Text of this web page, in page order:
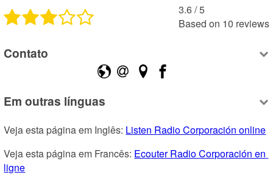
3.6 /5
Based on 10 reviews
Contato
Em outras línguas
Veja esta página em Inglês: Listen Radio Corporación online
Veja esta página em Francês: Ecouter Radio Corporación en
ligne